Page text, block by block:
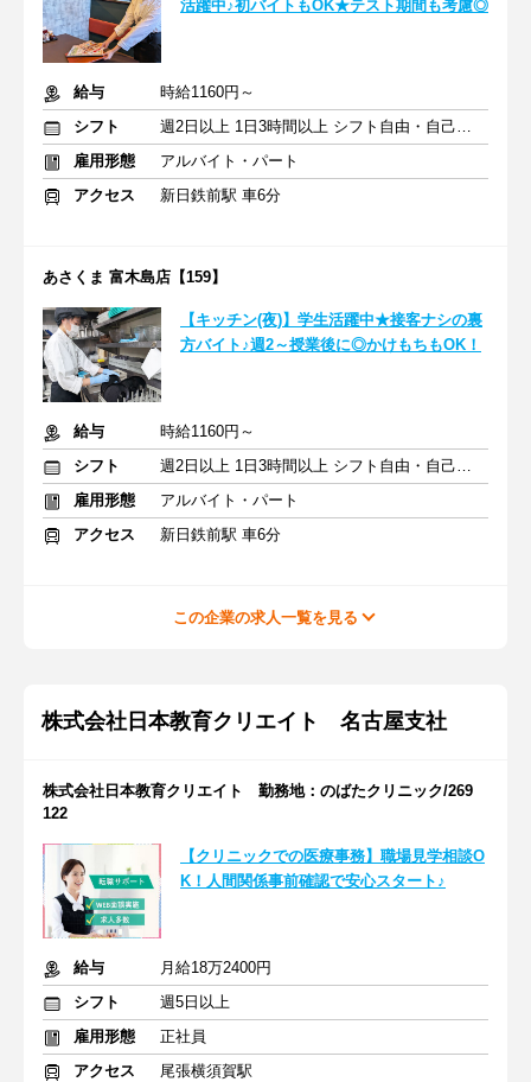
活躍中♪初バイトもOK★テスト期間も考慮◎
給与
時給1160円～
シフト
週2日以上 1日3時間以上 シフト自由・自己申告
雇用形態
アルバイト・パート
アクセス
新日鉄前駅 車6分
あさくま 富木島店【159】
【キッチン(夜)】学生活躍中★接客ナシの裏
方バイト♪週2～授業後に◎かけもちもOK！
給与
時給1160円～
シフト
週2日以上 1日3時間以上 シフト自由・自己申告
雇用形態
アルバイト・パート
アクセス
新日鉄前駅 車6分
この企業の求人一覧を見る
株式会社日本教育クリエイト 名古屋支社
株式会社日本教育クリエイト 勤務地：のばたクリニック/269
122
【クリニックでの医療事務】職場見学相談O
K！人間関係事前確認で安心スタート♪
給与
月給18万2400円
シフト
週5日以上
雇用形態
正社員
アクセス
尾張横須賀駅